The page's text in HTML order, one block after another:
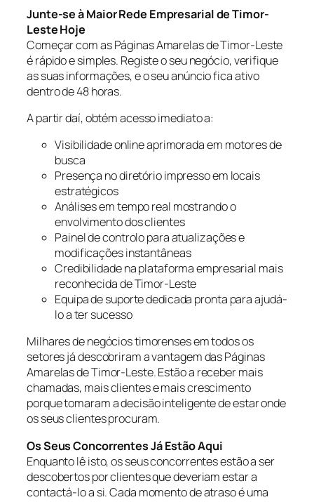
Junte-se à Maior Rede Empresarial de Timor-
Leste Hoje
Começar com as Páginas Amarelas de Timor-Leste
é rápido e simples. Registe o seu negócio, verifique
as suas informações, e o seu anúncio fica ativo
dentro de 48 horas.
A partir daí, obtém acesso imediato a:
Visibilidade online aprimorada em motores de
busca
Presença no diretório impresso em locais
estratégicos
Análises em tempo real mostrando o
envolvimento dos clientes
Painel de controlo para atualizações e
modificações instantâneas
Credibilidade na plataforma empresarial mais
reconhecida de Timor-Leste
Equipa de suporte dedicada pronta para ajudá-
lo a ter sucesso
Milhares de negócios timorenses em todos os
setores já descobriram a vantagem das Páginas
Amarelas de Timor-Leste. Estão a receber mais
chamadas, mais clientes e mais crescimento
porque tomaram a decisão inteligente de estar onde
os seus clientes procuram.
Os Seus Concorrentes Já Estão Aqui
Enquanto lê isto, os seus concorrentes estão a ser
descobertos por clientes que deveriam estar a
contactá-lo a si. Cada momento de atraso é uma